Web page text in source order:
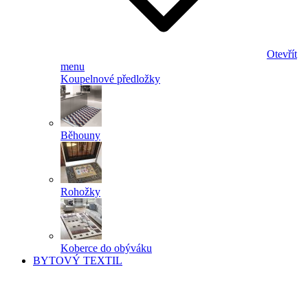
Otevřít
menu
Koupelnové předložky
Běhouny
Rohožky
Koberce do obýváku
BYTOVÝ TEXTIL